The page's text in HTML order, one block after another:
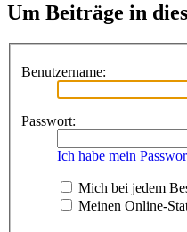
Um Beiträge in
Benutzername:
Passwort:
Ich habe mein
Mich bei jedem
Meinen Online-